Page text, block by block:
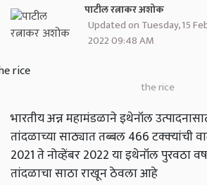
पाटील रत्नाकर अशोक
Updated on Tuesday, 15
2022 09:48 AM
the rice
भारतीय अन्न महामंडळाने इथेनॉल
तांदळाच्या साठ्यात तब्बल 466 टक्‍क्‍यांची
2021 ते नोव्हेंबर 2022 या इथेनॉल पुरवठा
तांदळाचा साठा राखून ठेवला आहे